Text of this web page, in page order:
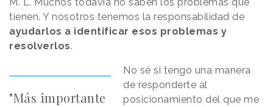
tienen. Y nosotros tenemos la responsabilidad de
ayudarlos a identificar esos problemas y
resolverlos.
"Más importante
No sé si tengo una manera
de responderte al
posicionamiento del que me